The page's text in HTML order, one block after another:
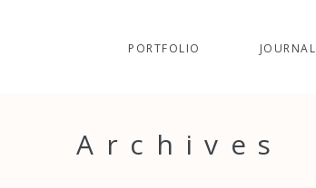
PORTFOLIO JOURNAL
Archives